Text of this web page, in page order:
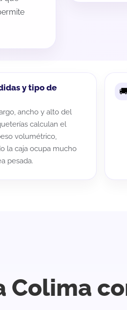
y tipo de
ancho y alto del
calculan el
volumétrico,
la caja ocupa mucho
pesada.
Colima